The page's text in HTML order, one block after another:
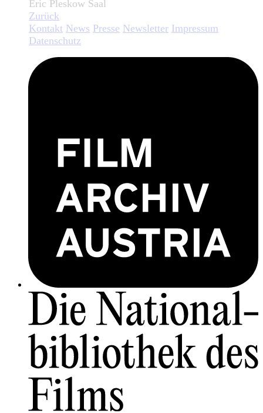
Eric Pleskow Saal
Zurück
Kontakt News Presse Newsletter Impressum
Datenschutz